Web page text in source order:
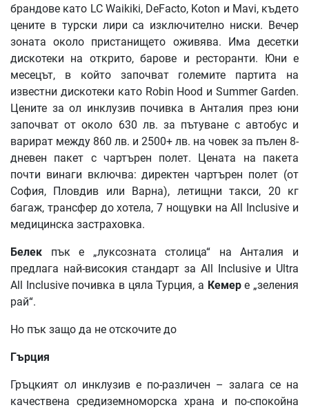
брандове като LC Waikiki, DeFacto, Koton и Mavi, където
цените в турски лири са изключително ниски. Вечер
зоната около пристанището оживява. Има десетки
дискотеки на открито, барове и ресторанти. Юни е
месецът, в който започват големите партита на
известни дискотеки като Robin Hood и Summer Garden.
Цените за ол инклузив почивка в Анталия през юни
започват от около 630 лв. за пътуване с автобус и
варират между 860 лв. и 2500+ лв. на човек за пълен 8-
дневен пакет с чартърен полет. Цената на пакета
почти винаги включва: директен чартърен полет (от
София, Пловдив или Варна), летищни такси, 20 кг
багаж, трансфер до хотела, 7 нощувки на All Inclusive и
медицинска застраховка.
Белек пък е „луксозната столица“ на Анталия и
предлага най-високия стандарт за All Inclusive и Ultra
All Inclusive почивка в цяла Турция, а Кемере „зеления
рай“.
Но пък защо да не отскочите до
Гърция
Гръцкият ол инклузив е по-различен – залага се на
качествена средиземноморска храна и по-спокойна